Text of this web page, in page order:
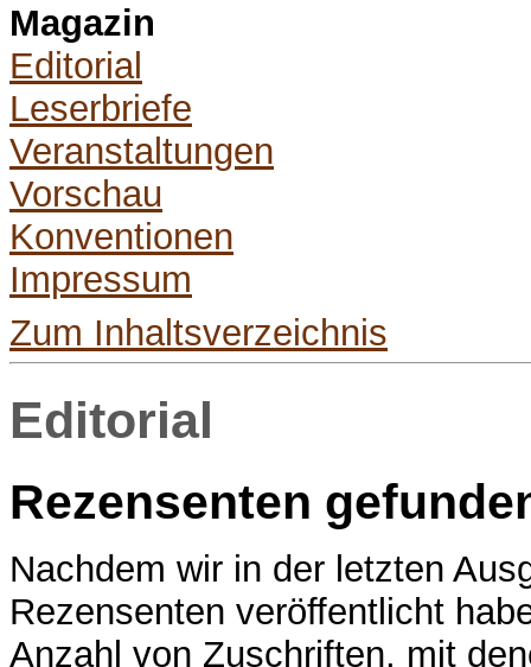
Magazin
Editorial
Leserbriefe
Veranstaltungen
Vorschau
Konventionen
Impressum
Zum Inhaltsverzeichnis
Editorial
Rezensenten
Nachdem wir in der letzten
Rezensenten veröffentlicht
Anzahl von Zuschriften, mit